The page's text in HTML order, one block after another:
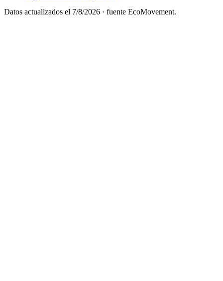
Datos actualizados el 7/8/2026 · fuente EcoMovement.